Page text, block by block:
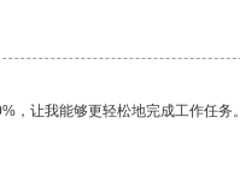
，让我能够更轻松地完成工作任务。